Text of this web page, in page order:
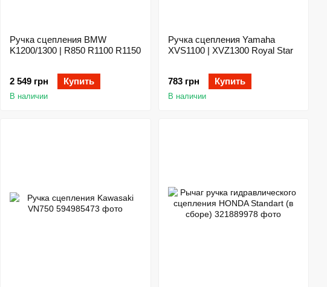
Ручка сцепления BMW
K1200/1300 | R850 R1100 R1150
2 549 грн Купить
В наличии
Ручка сцепления Yamaha
XVS1100 | XVZ1300 Royal Star
783 грн Купить
В наличии